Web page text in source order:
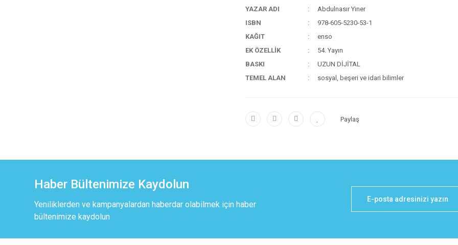
YAZAR ADI
Abdulnasır Yiner
ISBN
978-605-5230-53-1
KAĞIT
enso
EK ÖZELLİK
54. Yayın
BASKI
UZUN DİJİTAL
TEMEL ALAN
sosyal, beşeri ve idari bilimler
Paylaş
Haber Bültenimize Kaydolun
Yeniliklerden ve kampanyalardan haberdar olabilmek için haber
bültenimize kaydolun